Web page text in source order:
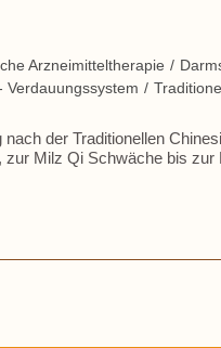
Arzneimitteltherapie /
Verdauungssystem /
der Traditionellen
Milz Qi Schwäche bis